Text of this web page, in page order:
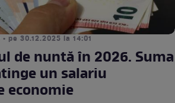
• pe 30.12.2025 la 14:01
de nuntă în 2026. Suma
un salariu
economie